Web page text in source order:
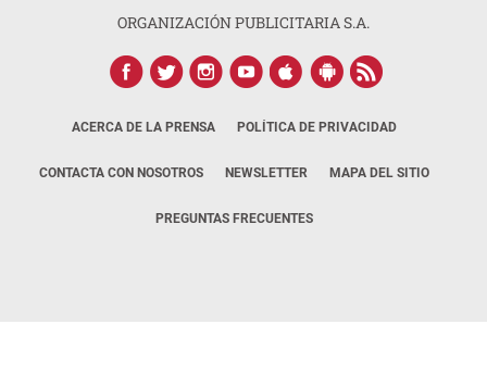
ORGANIZACIÓN PUBLICITARIA S.A.
ACERCA DE LA PRENSA POLÍTICA DE PRIVACIDAD
CONTACTA CON NOSOTROS NEWSLETTER MAPA DEL SITIO
PREGUNTAS FRECUENTES